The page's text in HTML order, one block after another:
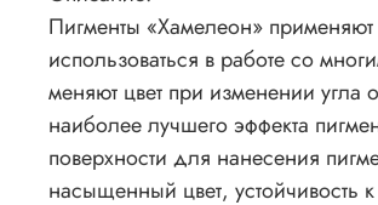
Пигменты «Хамелеон»
использоваться в работе со
меняют цвет при изменении угла
наиболее лучшего эффекта
поверхности для нанесения
насыщенный цвет, устойчивость